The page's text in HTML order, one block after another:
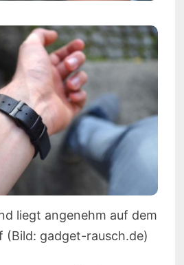
liegt angenehm auf dem
(Bild: gadget-rausch.de)